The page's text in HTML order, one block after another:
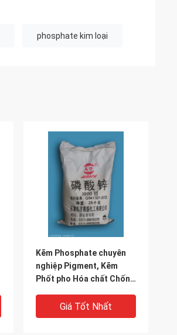
phosphate kim loại
Kẽm Phosphate chuyên
nghiệp Pigment, Kẽm
Phốt pho Hóa chất Chống
Giá Tốt Nhất